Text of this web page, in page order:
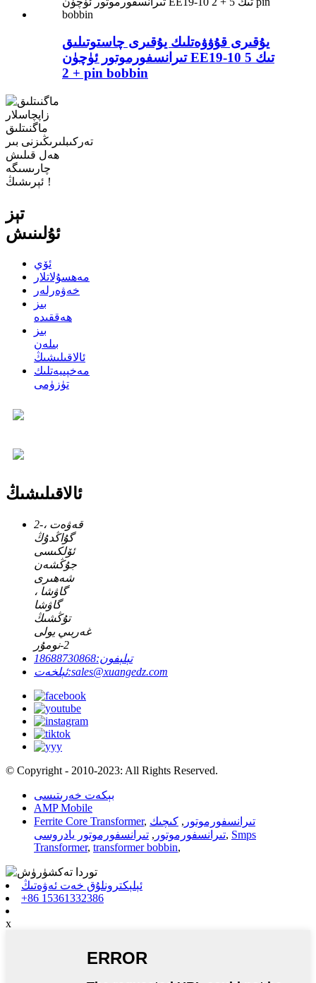
يۇقىرى قۇۋۋەتلىك يۇقىرى چاستوتىلىق
تىرانسفورموتور ئۈچۈن EE19-10 تىك 5
+ 2 pin bobbin
ماگنىتلىق
تەركىبلىرىڭىزنى بىر
ھەل قىلىش
چارىسىگە
ئېرىشىڭ！
تېز
ئۇلىنىش
ئۆي
مەھسۇلاتلار
خەۋەرلەر
بىز
ھەققىدە
بىز
بىلەن
ئالاقىلىشىڭ
مەخپىيەتلىك
تۈزۈمى
ئالاقىلىشىڭ
2-قەۋەت ،
گۇاڭدۇڭ
ئۆلكىسى
جۇڭشەن
شەھىرى
گاۋشا ،
گاۋشا
تۇڭشىڭ
غەربىي يولى
2-نومۇر
تېلېفون:18688730868
ئېلخەت:sales@xuangedz.com
© Copyright - 2010-2023: All Rights Reserved.
بېكەت خەرىتىسى
AMP Mobile
Ferrite Core Transformer, تىرانسفورموتور , كىچىك
تىرانسفورموتور , تىرانسفورموتور يادروسى , Smps
Transformer, transformer bobbin,
ئېلېكترونلۇق خەت ئەۋەتىڭ
+86 15361332386
x